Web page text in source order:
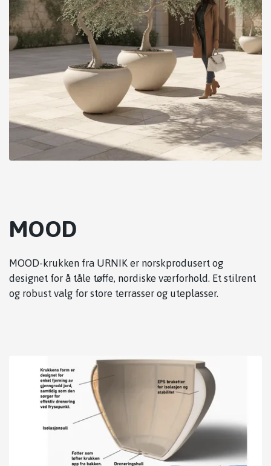
MOOD
MOOD-krukken fra URNIK er norskprodusert og
designet for å tåle tøffe, nordiske værforhold. Et stilrent
og robust valg for store terrasser og uteplasser.